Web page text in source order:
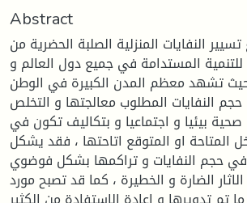
Abstract
النفايات المنزلية الصلبة الحضرية من
المستدامة في جميع دول العالم و
حيث تشهد معظم المدن الكبيرة في الوطن
النفايات المطلوب معالجتها و التخلص
بيئيا و اجتماعيا و بتكاليف تكون في
المتاحة او المتوقع اتاحتها ، فقد يشكل
في حجم النفايات و تراكمها بشكل فوضوي
الضارة و الخطيرة ، كما قد تصبح مورد